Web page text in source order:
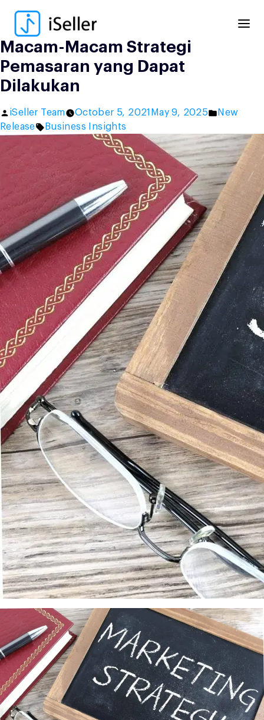
content
Macam-Macam Strategi
Pemasaran yang Dapat
Dilakukan
Posted
by
iSeller Team October 5, 2021 May 9, 2025
Posted
New
Release
Tags:
Business Insights